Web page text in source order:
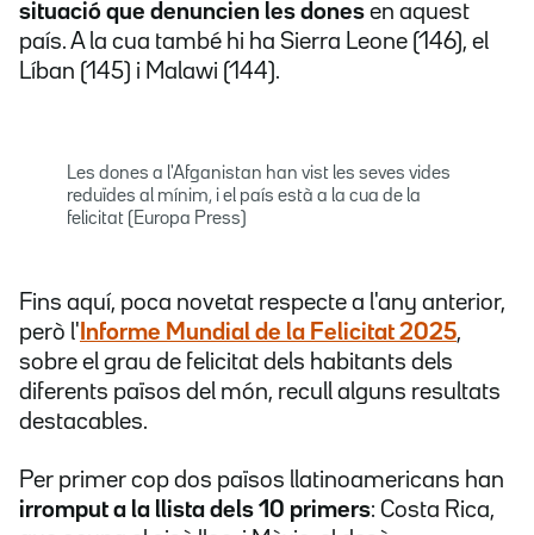
situació que denuncien les dones en aquest
país. A la cua també hi ha Sierra Leone (146), el
Líban (145) i Malawi (144).
Les dones a l'Afganistan han vist les seves vides
reduïdes al mínim, i el país està a la cua de la
felicitat (Europa Press)
Fins aquí, poca novetat respecte a l'any anterior,
però l' Informe Mundial de la Felicitat 2025,
sobre el grau de felicitat dels habitants dels
diferents països del món, recull alguns resultats
destacables.
Per primer cop dos països llatinoamericans han
irromput a la llista dels 10 primers: Costa Rica,